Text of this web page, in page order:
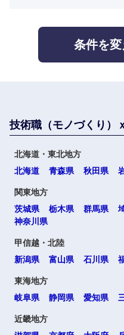
条件を
技術職（モノづくり）
北海道・東北地方
北海道
青森県 秋田県
関東地方
茨城県
栃木県 群馬県
神奈川県
甲信越・北陸
新潟県
富山県 石川県
東海地方
岐阜県
静岡県 愛知県
近畿地方